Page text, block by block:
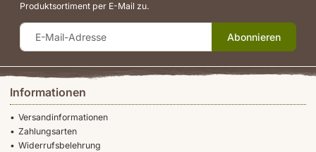
Informationen
Versandinformationen
Zahlungsarten
Widerrufsbelehrung
Produktsortiment per E-Mail zu.
Abonnieren